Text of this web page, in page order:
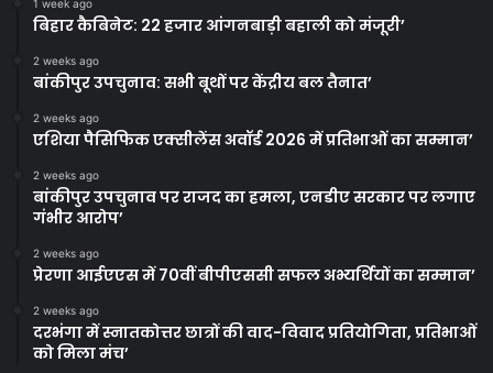
1 week ago
बिहार कैबिनेट: 22 हजार आंगनबाड़ी बहाली को मंजूरी’
2 weeks ago
बांकीपुर उपचुनाव: सभी बूथों पर केंद्रीय बल तैनात’
2 weeks ago
एशिया पैसिफिक एक्सीलेंस अवॉर्ड 2026 में प्रतिभाओं का सम्मान’
2 weeks ago
बांकीपुर उपचुनाव पर राजद का हमला, एनडीए सरकार पर लगाए
गंभीर आरोप’
2 weeks ago
प्रेरणा आईएएस में 70वीं बीपीएससी सफल अभ्यर्थियों का सम्मान’
2 weeks ago
दरभंगा में स्नातकोत्तर छात्रों की वाद-विवाद प्रतियोगिता, प्रतिभाओं
को मिला मंच’